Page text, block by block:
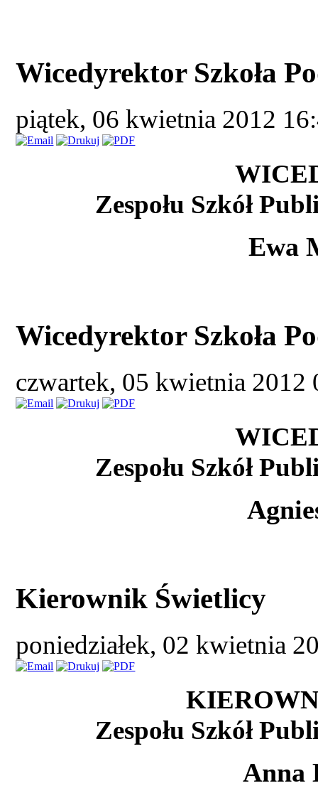
Wicedyrektor Szkoła
piątek, 06 kwietnia 2012
Zespołu Szkół
Ewa
Wicedyrektor Szkoła
czwartek, 05 kwietnia 2012
Zespołu Szkół
Kierownik Świetlicy
poniedziałek, 02 kwietnia
Zespołu Szkół
Anna